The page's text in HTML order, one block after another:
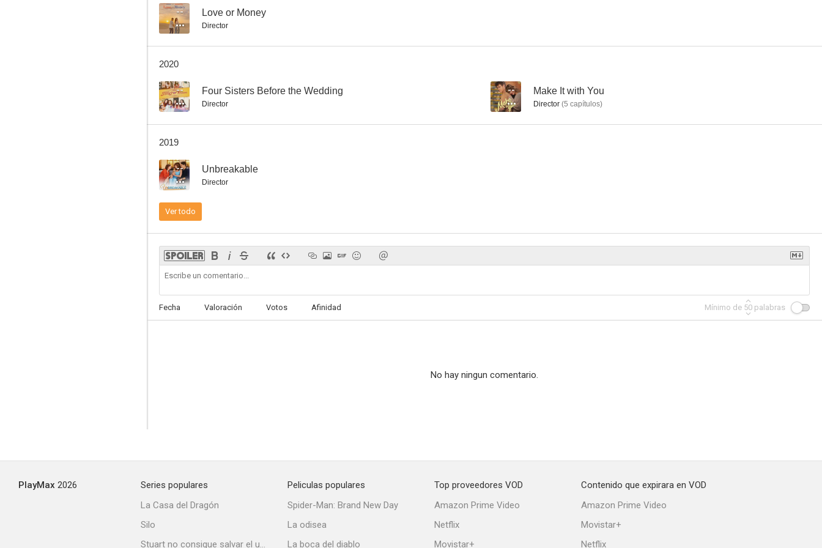
-- Love or Money
Director
2020
-- Four Sisters Before the Wedding
Director
-- Make It with You
Director (5 capítulos)
2019
-- Unbreakable
Director
Ver todo
Fecha Valoración Votos Afinidad Mínimo de 50 palabras
No hay ningun comentario.
PlayMax 2026
Series populares
La Casa del Dragón
Silo
Stuart no consigue salvar el universo
Peliculas populares
Spider-Man: Brand New Day
La odisea
La boca del diablo
Top proveedores VOD
Amazon Prime Video
Netflix
Movistar+
Contenido que expirara en VOD
Amazon Prime Video
Movistar+
Netflix